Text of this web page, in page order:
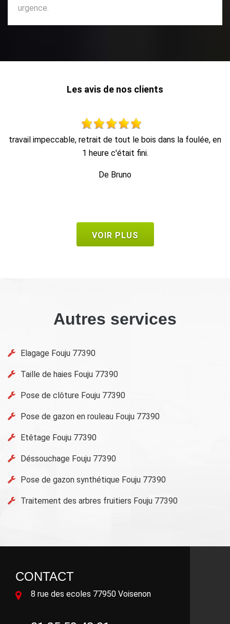
urgence.
Les avis de nos clients
Au top, je recommande !!
VOIR PLUS
Autres services
Elagage Fouju 77390
Taille de haies Fouju 77390
Pose de clôture Fouju 77390
Pose de gazon en rouleau Fouju 77390
Etêtage Fouju 77390
Déssouchage Fouju 77390
Pose de gazon synthétique Fouju 77390
Traitement des arbres fruitiers Fouju 77390
CONTACT
8 rue des ecoles 77950 Voisenon